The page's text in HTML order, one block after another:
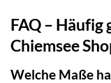
FAQ – Häufig
Chiemsee
Welche Maße